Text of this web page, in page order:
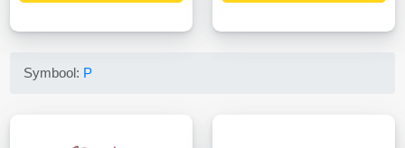
Symbool: P